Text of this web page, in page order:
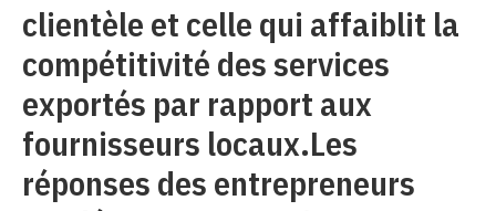
clientèle et celle qui affaiblit la
compétitivité des services
exportés par rapport aux
fournisseurs locaux.Les
réponses des entrepreneurs